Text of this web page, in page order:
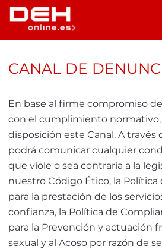
CANAL DE
En base al firme compromiso
con el cumplimiento normativo,
disposición este Canal. A través
podrá comunicar cualquier
que viole o sea contraria a la
nuestro Código Ético, la
para la prestación de los
confianza, la Política de
para la Prevención y actuación
sexual y al Acoso por razón de